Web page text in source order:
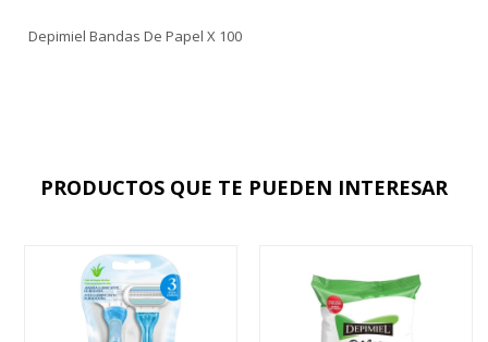
Depimiel Bandas De Papel X 100
PRODUCTOS QUE TE PUEDEN INTERESAR